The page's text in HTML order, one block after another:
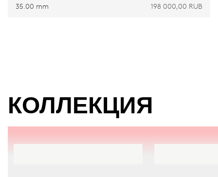
35.00 mm 198 000,00 RUB
КОЛЛЕКЦИЯ